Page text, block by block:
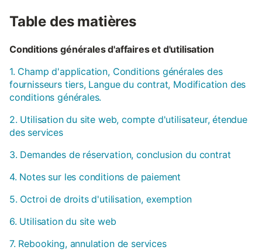
Table des matières
Conditions générales d'affaires et d'utilisation
1. Champ d'application, Conditions générales des
fournisseurs tiers, Langue du contrat, Modification des
conditions générales.
2. Utilisation du site web, compte d'utilisateur, étendue
des services
3. Demandes de réservation, conclusion du contrat
4. Notes sur les conditions de paiement
5. Octroi de droits d'utilisation, exemption
6. Utilisation du site web
7. Rebooking, annulation de services